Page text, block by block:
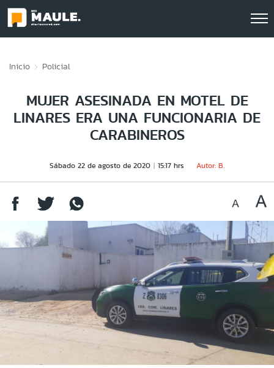
Inicio Policial
MUJER ASESINADA EN MOTEL DE
LINARES ERA UNA FUNCIONARIA DE
CARABINEROS
Sábado 22 de agosto de 2020 15:17 hrs Autor: B.